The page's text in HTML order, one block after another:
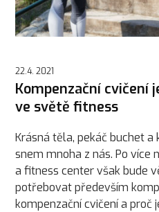
22.4. 2021
Kompenzační cvičení
ve světě fitness
Krásná těla, pekáč buchet
snem mnoha z nás. Po více
a fitness center však bude
potřebovat především
kompenzační cvičení a proč